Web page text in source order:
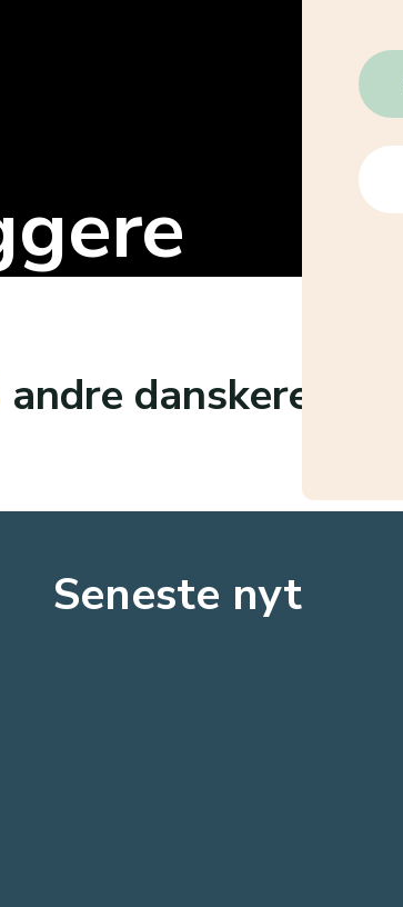
andre danskere
Seneste nyt